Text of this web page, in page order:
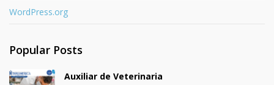
WordPress.org
Popular Posts
Auxiliar de Veterinaria